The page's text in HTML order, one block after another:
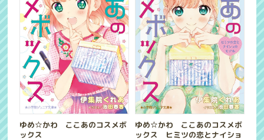
ゆめ☆かわ ここあのコスメボ
ックス
ゆめ☆かわ ここあのコスメボ
ックス ヒミツの恋とナイショ